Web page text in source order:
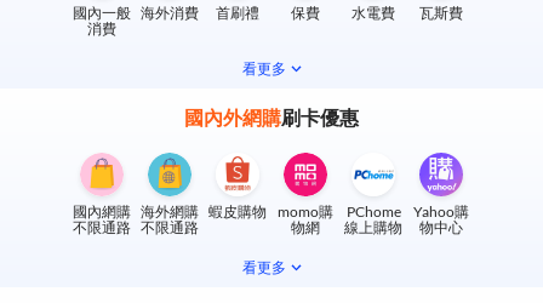
國內一般
消費
海外消費 首刷禮 保費 水電費 瓦斯費
看更多
國內外網購刷卡優惠
國內網購
不限通路
海外網購
不限通路
蝦皮購物
momo購
物網
PChome
線上購物
Yahoo購
物中心
看更多